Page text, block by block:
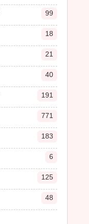
99
18
21
40
191
771
183
6
125
48